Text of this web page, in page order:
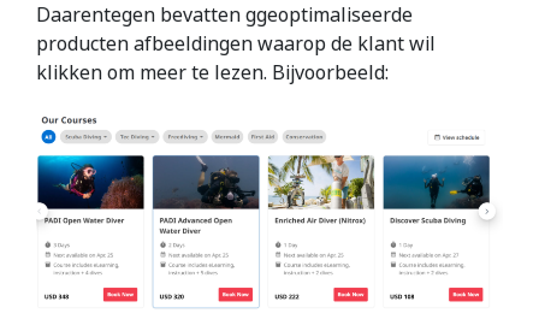
Daarentegen bevatten ggeoptimaliseerde
producten afbeeldingen waarop de klant wil
klikken om meer te lezen. Bijvoorbeeld: